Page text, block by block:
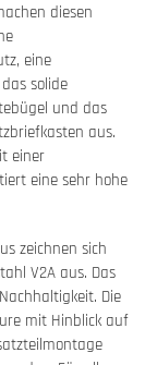
diesen
eine
solide
und das
aus.
einer
eine sehr hohe
zeichnen sich
V2A aus. Das
Die
mit Hinblick auf